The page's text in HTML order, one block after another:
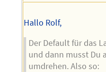
Hallo Rolf,
Der Default für das
und dann musst Du
umdrehen. Also so: